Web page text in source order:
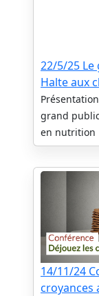
22/5/25 Le
Halte aux
grand
en nutrition
14/11/24
croyances